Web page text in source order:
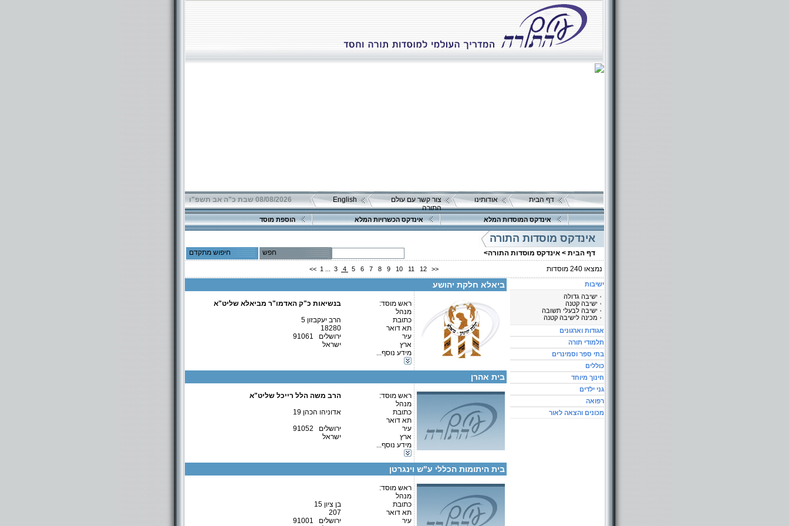
דף הבית אודותינו
צור קשר עם עולם
התורה
English 08/08/2026 שבת כ"ה אב תשפ"ו
אינדקס המוסדות המלא אינדקס הכשרויות המלא הוספת מוסד
אינדקס מוסדות התורה
דף הבית > אינדקס מוסדות התורה> חפש
חיפוש מתקדם
נמצאו 240 מוסדות << 1 3 4 5 6 7 8 9 10 11 12 >>
ביאלא חלקת יהושע
ראש מוסד:
בנשיאות כ"ק האדמו"ר מביאלא שליט"א
מנהל
כתובת
הרב יעקבזון 5
תא דואר
18280
עיר
ירושלים 91061
ארץ
ישראל
מידע נוסף...
פרטים נוספים:
טלפון 1:
טלפון 2:
פקס
קטגוריות:
אגודות וארגונים-חסד
בית אהרן
ראש מוסד:
הרב משה הלל רייכל שליט"א
מנהל
כתובת
אדוניהו הכהן 19
תא דואר
עיר
ירושלים 91052
ארץ
ישראל
מידע נוסף...
טלפון 1:
טלפון 2:
איש קשר:
קטגוריות:
בית היתומות הכללי ע"ש וינגרטן
ראש מוסד:
מנהל
כתובת
בן ציון 15
תא דואר
207
עיר
ירושלים 91001
פרטים נוספים:
טלפון 1:
טלפון 2:
פקס
מספר עמותה:
איש קשר:
580019446
קטגוריות:
ישיבות
ישיבה גדולה
ישיבה קטנה
ישיבה לבעלי תשובה
מכינה לישיבה קטנה
אגודות וארגונים
תלמודי תורה
בתי ספר וסמינרים
כוללים
חינוך מיוחד
גני ילדים
רפואה
מכונים והצאה לאור